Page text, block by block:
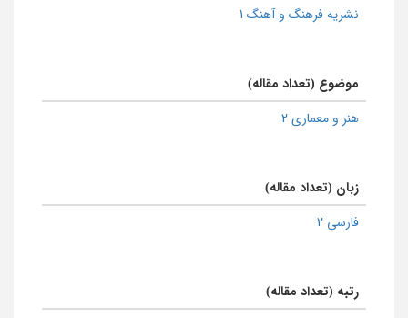
نشریه فرهنگ و آهنگ 1
موضوع (تعداد مقاله)
هنر و معماری 2
زبان (تعداد مقاله)
فارسی 2
رتبه (تعداد مقاله)